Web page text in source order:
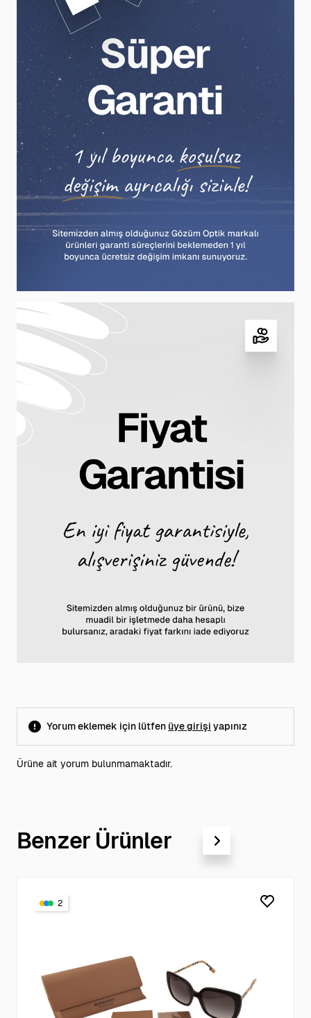
Yorum eklemek için lütfen üye girişi yapınız
Ürüne ait yorum bulunmamaktadır.
Benzer Ürünler
2